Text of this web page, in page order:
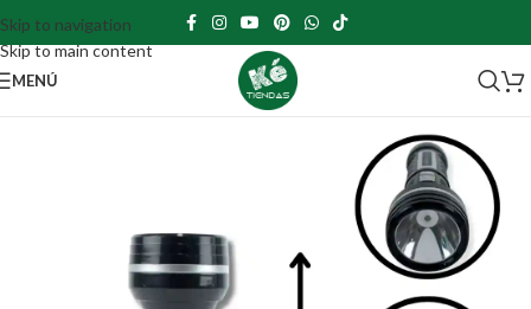
Skip to navigation
Skip to main content
MENÚ